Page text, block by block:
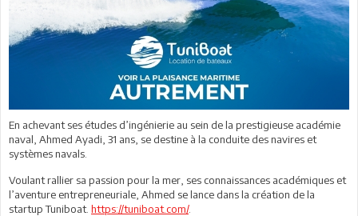
En achevant ses études d’ingénierie au sein de la prestigieuse académie
naval, Ahmed Ayadi, 31 ans, se destine à la conduite des navires et
systèmes navals.
Voulant rallier sa passion pour la mer, ses connaissances académiques et
l’aventure entrepreneuriale, Ahmed se lance dans la création de la
startup Tuniboat. https://tuniboat.com/.